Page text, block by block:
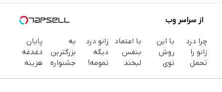
از سراسر وب
چرا درد
زانو را
تحمل
با این
روش
توی
با اعتماد
بنفس
لبخند
زانو درد
دیگه
تمومه!
به
بزرگترین
جشنواره
پایان
دغدغه
هزینه